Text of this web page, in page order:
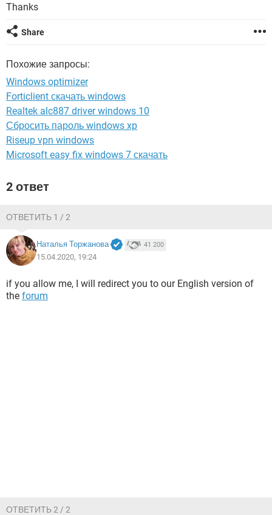
YANDEX
FACEBOOK
WINDOWS 10
Thanks
Share
Похожие запросы:
Windows optimizer
Forticlient скачать windows
Realtek alc887 driver windows 10
Сбросить пароль windows xp
Riseup vpn windows
Microsoft easy fix windows 7 скачать
2 ответ
ОТВЕТИТЬ 1 / 2
Наталья Торжанова 41 200
15.04.2020, 19:24
if you allow me, I will redirect you to our English version of
the forum
ОТВЕТИТЬ 2 / 2